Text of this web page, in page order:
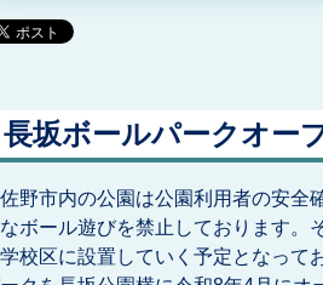
長坂ボールパークオー
野市内の公園は公園利用者の安全
ボール遊びを禁止しております。
校区に設置していく予定となって